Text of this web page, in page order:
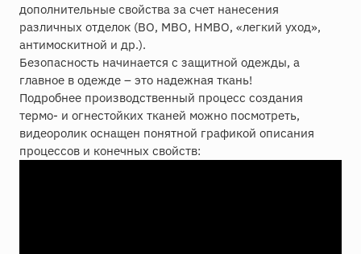
дополнительные свойства за счет нанесения
различных отделок (ВО, МВО, НМВО, «легкий уход»,
антимоскитной и др.).
Безопасность начинается с защитной одежды, а
главное в одежде – это надежная ткань!
Подробнее производственный процесс создания
термо- и огнестойких тканей можно посмотреть,
видеоролик оснащен понятной графикой описания
процессов и конечных свойств: